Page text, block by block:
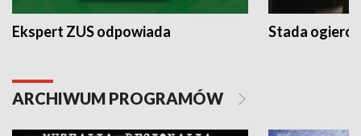
Ekspert ZUS odpowiada Stada
ARCHIWUM PROGRAMÓW